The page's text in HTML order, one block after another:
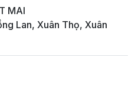
MAI
Lan, Xuân Thọ, Xuân